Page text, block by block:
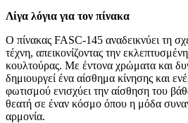
Λίγα λόγια για τον πίνακα
Ο πίνακας FASC-145 αναδεικνύει τη
τέχνη, απεικονίζοντας την
κουλτούρας. Με έντονα χρώματα και
δημιουργεί ένα αίσθημα κίνησης και
φωτισμού ενισχύει την αίσθηση του
θεατή σε έναν κόσμο όπου η μόδα
αρμονία.